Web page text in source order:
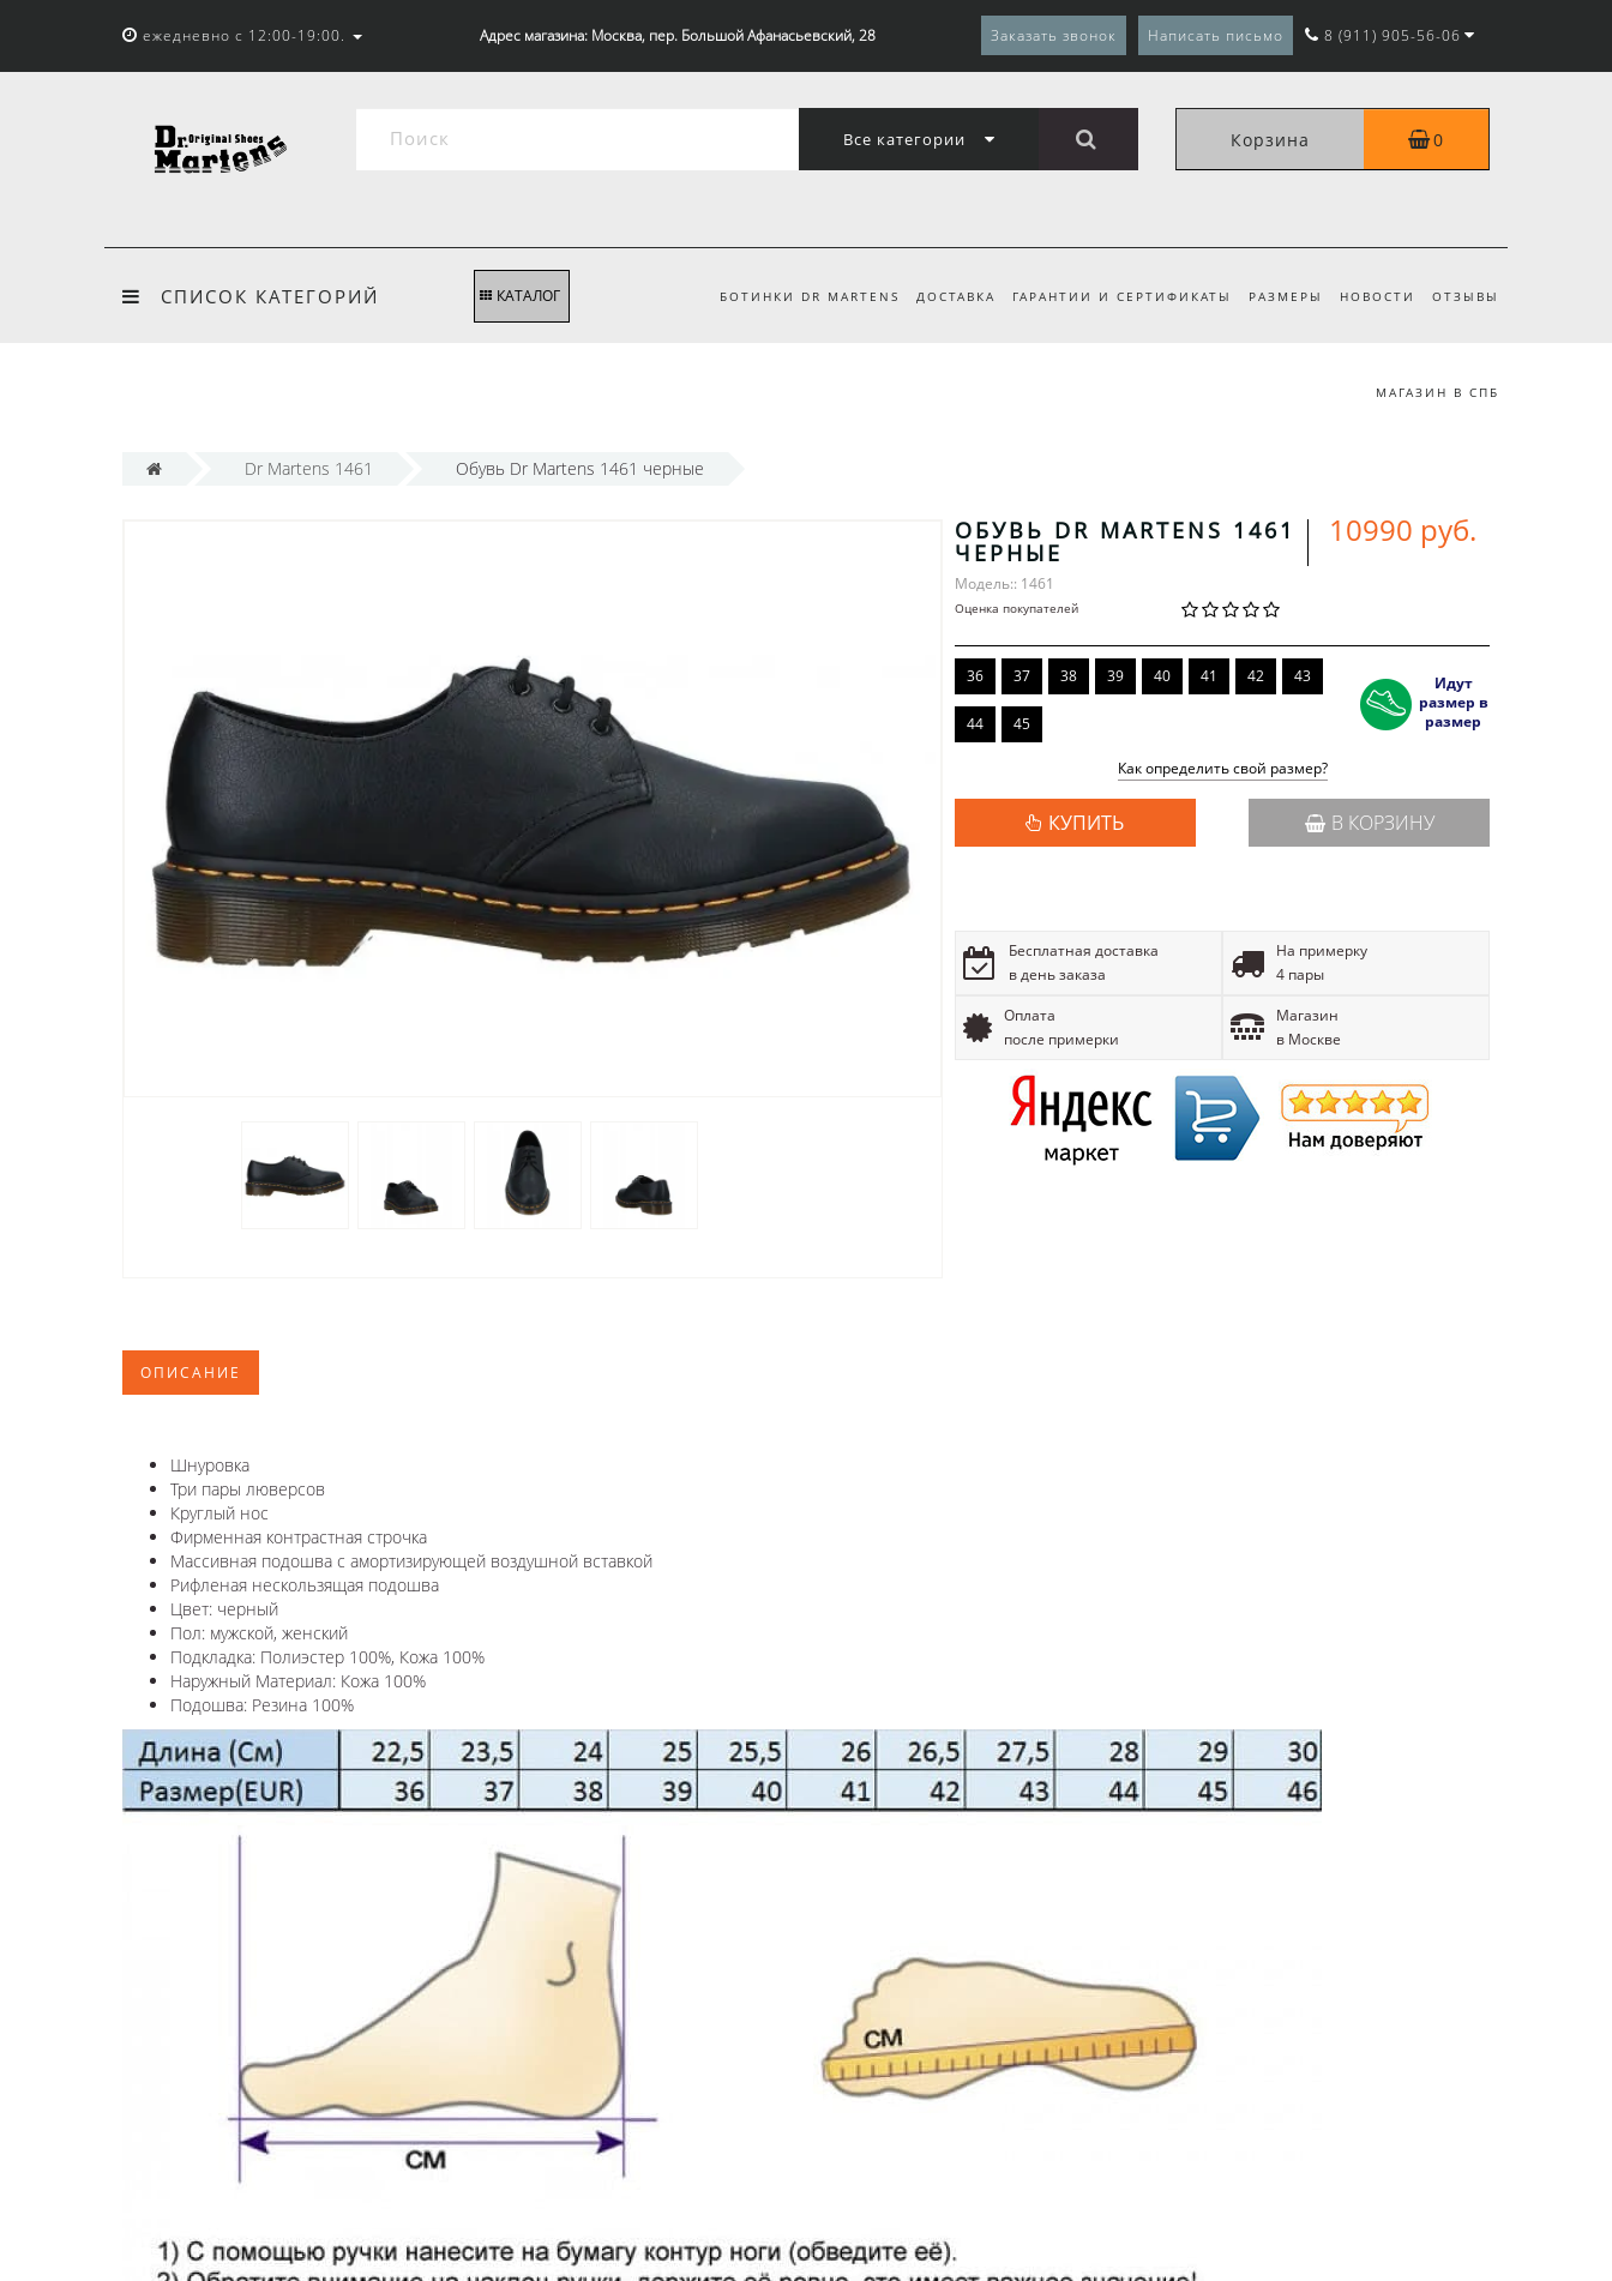
ежедневно с 12:00-19:00. Адрес магазина: Москва, пер. Большой Афанасьевский, 28 Заказать звонок Написать письмо 8 (911) 905-56-06
Все категории Корзина 0
СПИСОК КАТЕГОРИЙ КАТАЛОГ БОТИНКИ DR MARTENS ДОСТАВКА ГАРАНТИИ И СЕРТИФИКАТЫ РАЗМЕРЫ НОВОСТИ ОТЗЫВЫ
МАГАЗИН В СПБ
Dr Martens 1461 Обувь Dr Martens 1461 черные
ОБУВЬ DR MARTENS 1461
ЧЕРНЫЕ
Модель:: 1461
Оценка покупателей
10990 руб.
36 37 38 39 40 41 42 43
44 45
Идут
размер в
размер
Как определить свой размер?
КУПИТЬ В КОРЗИНУ
Бесплатная доставка
в день заказа
На примерку
4 пары
Оплата
после примерки
Магазин
в Москве
ОПИСАНИЕ
Шнуровка
Три пары люверсов
Круглый нос
Фирменная контрастная строчка
Массивная подошва с амортизирующей воздушной вставкой
Рифленая нескользящая подошва
Цвет: черный
Пол: мужской, женский
Подкладка: Полиэстер 100%, Кожа 100%
Наружный Материал: Кожа 100%
Подошва: Резина 100%